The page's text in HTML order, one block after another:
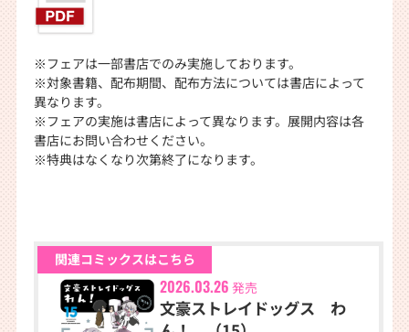
※フェアは一部書店でのみ実施しております。
※対象書籍、配布期間、配布方法については書店によって
異なります。
※フェアの実施は書店によって異なります。展開内容は各
書店にお問い合わせください。
※特典はなくなり次第終了になります。
関連コミックスはこちら
2026.03.26 発売
文豪ストレイドッグス わ